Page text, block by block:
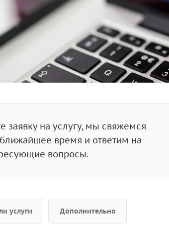
заявку на услугу, мы свяжемся
время и ответим на
вопросы.
услуги Дополнительно